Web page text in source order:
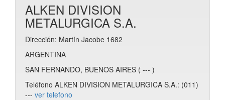
ALKEN DIVISION
METALURGICA S.A.
Dirección: Martín Jacobe 1682
ARGENTINA
SAN FERNANDO, BUENOS AIRES ( --- )
Teléfono ALKEN DIVISION METALURGICA S.A.: (011)
--- ver telefono